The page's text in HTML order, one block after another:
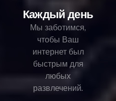
Каждый день
Мы заботимся,
чтобы Ваш
интернет был
быстрым для
любых
развлечений.